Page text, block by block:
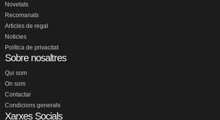
Novetats
Recomanats
Articles de regal
Noticies
Política de privacitat
Sobre nosaltres
Qui som
On som
Contactar
Condicions generals
Xarxes Socials